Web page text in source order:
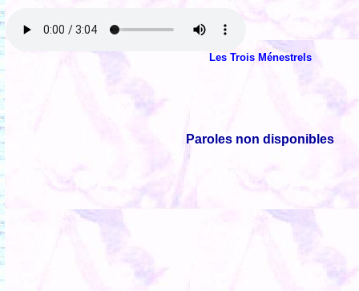
Les Trois Ménestrels
Paroles non disponibles